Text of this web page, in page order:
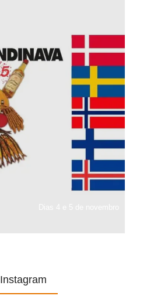
Instagram